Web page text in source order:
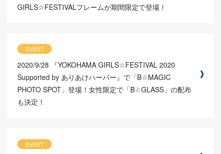
GIRLS☆FESTIVALフレームが期間限定で登場！
EVENT
2020/9/28
『YOKOHAMA GIRLS☆FESTIVAL 2020
Supported by ありあけハーバー』で「B☆MAGIC
PHOTO SPOT」登場！女性限定で「B☆GLASS」の配布
も決定！
EVENT